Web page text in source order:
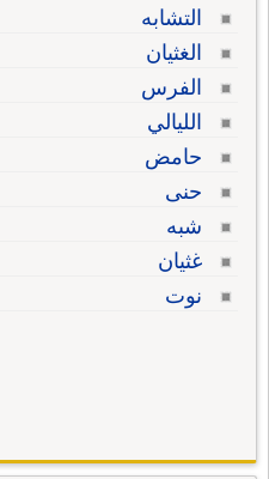
التشابه
الغثيان
الفرس
الليالي
حامض
حنى
شبه
غثيان
نوت